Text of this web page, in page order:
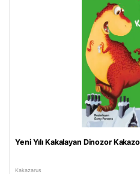
Yeni Yılı Kakalayan Dinozor
Kakazarus